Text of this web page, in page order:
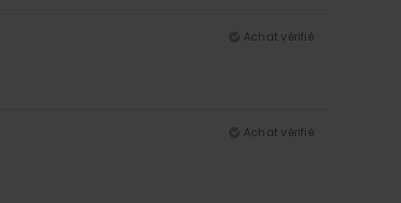
Achat vérifié
Achat vérifié